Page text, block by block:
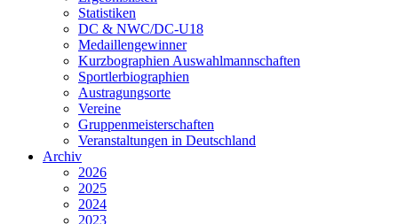
Statistiken
DC & NWC/DC-U18
Medaillengewinner
Kurzbographien Auswahlmannschaften
Sportlerbiographien
Austragungsorte
Vereine
Gruppenmeisterschaften
Veranstaltungen in Deutschland
Archiv
2026
2025
2024
2023